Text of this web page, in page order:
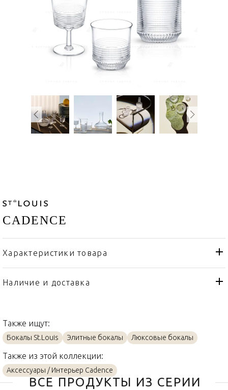
CADENCE
Характеристики товара
Бренд
St. Louis
Страна производителя
Наличие и доставка
Также ищут:
Бокалы St.Louis Элитные бокалы Люксовые бокалы
Также из этой коллекции:
Аксессуары / Интерьер Cadence
ВСЕ ПРОДУКТЫ ИЗ СЕРИИ